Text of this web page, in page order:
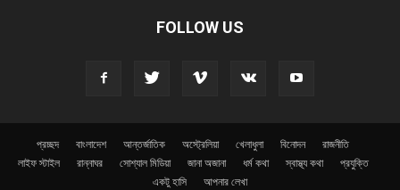
FOLLOW US
প্রচ্ছদ বাংলাদেশ আন্তর্জাতিক অস্ট্রেলিয়া খেলাধুলা বিনোদন
রাজনীতি
লাইফ স্টাইল
রান্নাঘর সোশ্যাল মিডিয়া জানা অজানা ধর্ম কথা স্বাস্থ্য কথা
প্রযুক্তি
একটু হাসি
আপনার লেখা